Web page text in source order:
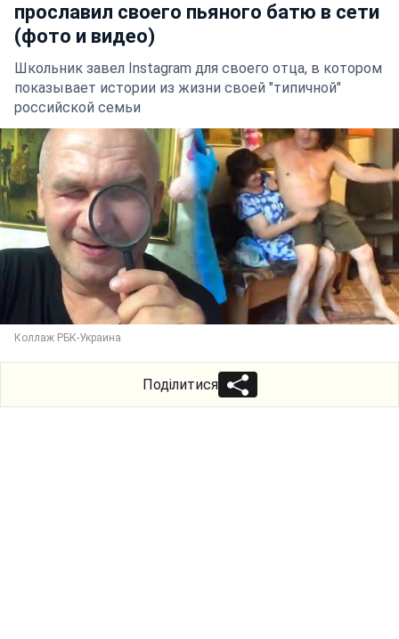
прославил своего пьяного батю в сети
(фото и видео)
Школьник завел Instagram для своего отца, в котором
показывает истории из жизни своей "типичной"
российской семьи
Коллаж РБК-Украина
Поділитися